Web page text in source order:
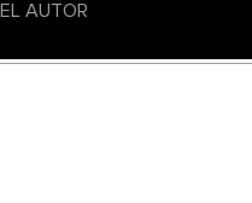
AUTOR